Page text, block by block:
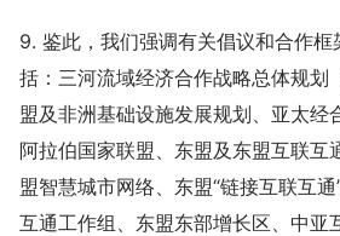
9. 鉴此，我们强调有关倡议和合作
括：三河流域经济合作战略总体规
盟及非洲基础设施发展规划、亚太经
阿拉伯国家联盟、东盟及东盟互联
盟智慧城市网络、东盟“链接互联互
互通工作组、东盟东部增长区、中亚